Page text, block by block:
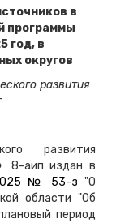
в
программы
год, в
округов
развития
развития
8-аип издан в
№ 53-з "О
области "Об
период